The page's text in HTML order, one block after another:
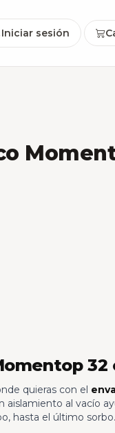
Iniciar sesión
32
quieras con el
al vacío
hasta el último sorbo.